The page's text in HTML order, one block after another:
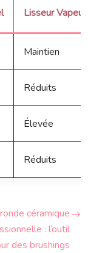
Lisseur Vapeur
Maintien
Réduits
Élevée
Réduits
céramique
: l’outil
des brushings